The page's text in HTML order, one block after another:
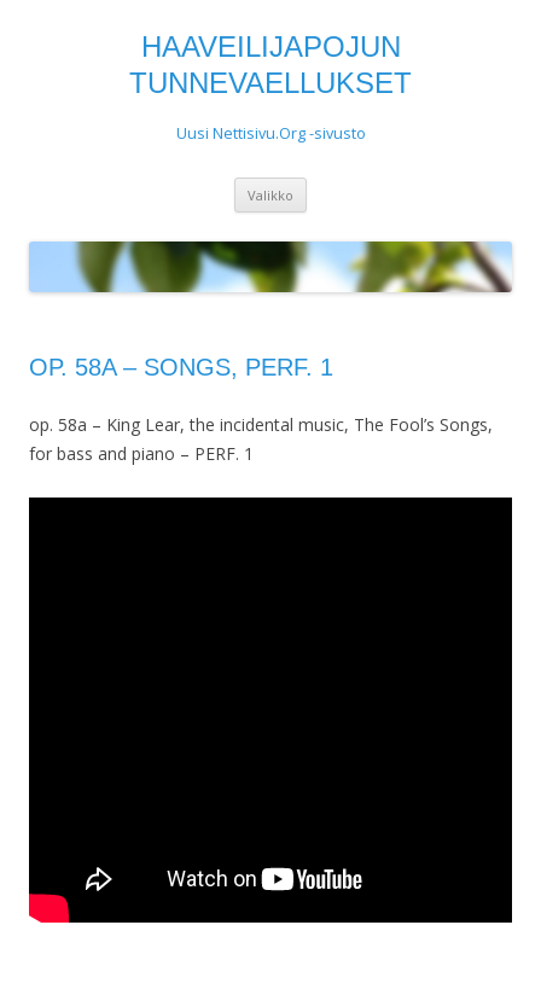
HAAVEILIJAPOJUN
TUNNEVAELLUKSET
Uusi Nettisivu.Org -sivusto
Valikko
OP. 58A – SONGS, PERF. 1
op. 58a – King Lear, the incidental music, The Fool’s Songs,
for bass and piano – PERF. 1